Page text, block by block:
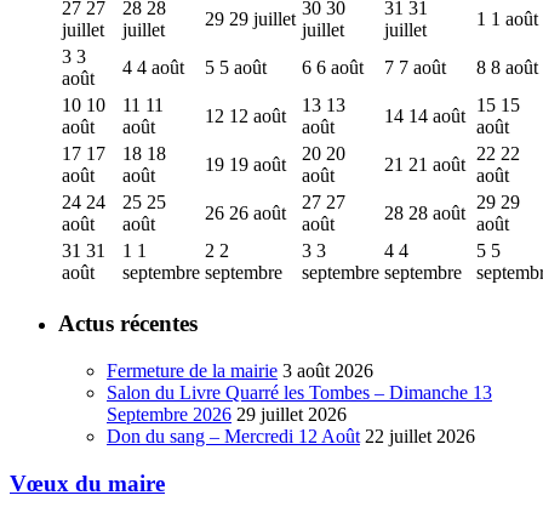
27 27
juillet
28 28
juillet
29 29 juillet
30 30
juillet
31 31
juillet
1 1 août
3 3
août
4 4 août 5 5 août 6 6 août 7 7 août 8 8 août
10 10
août
11 11
août
12 12 août
13 13
août
14 14 août
15 15
août
17 17
août
18 18
août
19 19 août
20 20
août
21 21 août
22 22
août
24 24
août
25 25
août
26 26 août
27 27
août
28 28 août
29 29
août
31 31
août
1 1
septembre
2 2
septembre
3 3
septembre
4 4
septembre
5 5
Actus récentes
Fermeture de la mairie 3 août 2026
Salon du Livre Quarré les Tombes – Dimanche 13
Septembre 2026 29 juillet 2026
Don du sang – Mercredi 12 Août 22 juillet 2026
Vœux du maire